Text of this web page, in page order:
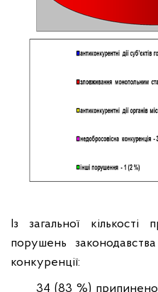
Із
загальної
порушень
конкуренції:
34 (83 %)